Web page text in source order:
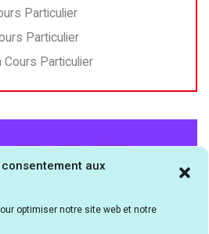
aux
optimiser notre site web et notre
Particulier
Particulier
Cours Particulier